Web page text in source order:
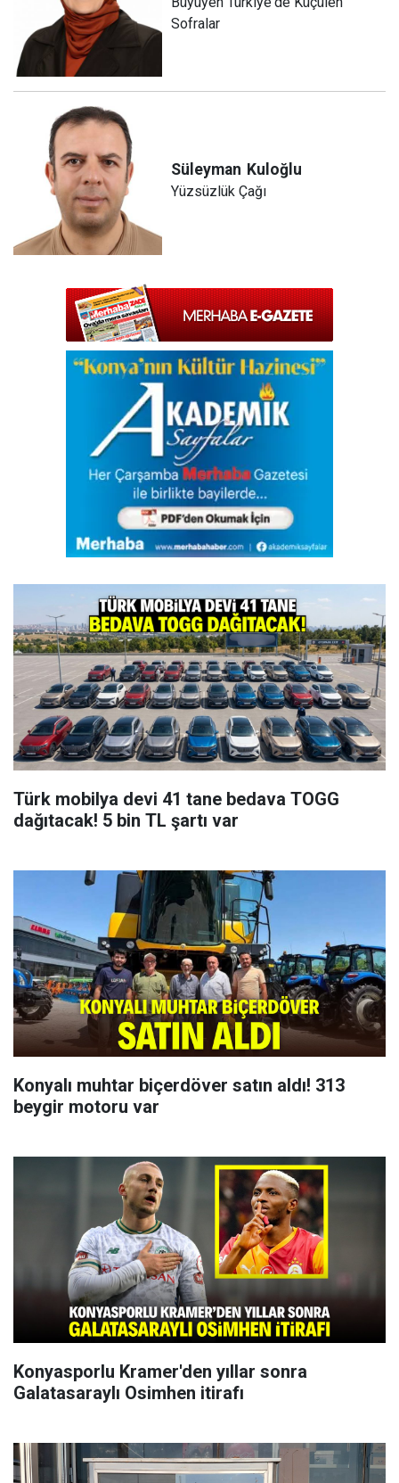
Sofralar
Süleyman Kuloğlu
Yüzsüzlük Çağı
Türk mobilya devi 41 tane bedava TOGG
dağıtacak! 5 bin TL şartı var
Konyalı muhtar biçerdöver satın aldı! 313
beygir motoru var
Konyasporlu Kramer'den yıllar sonra
Galatasaraylı Osimhen itirafı